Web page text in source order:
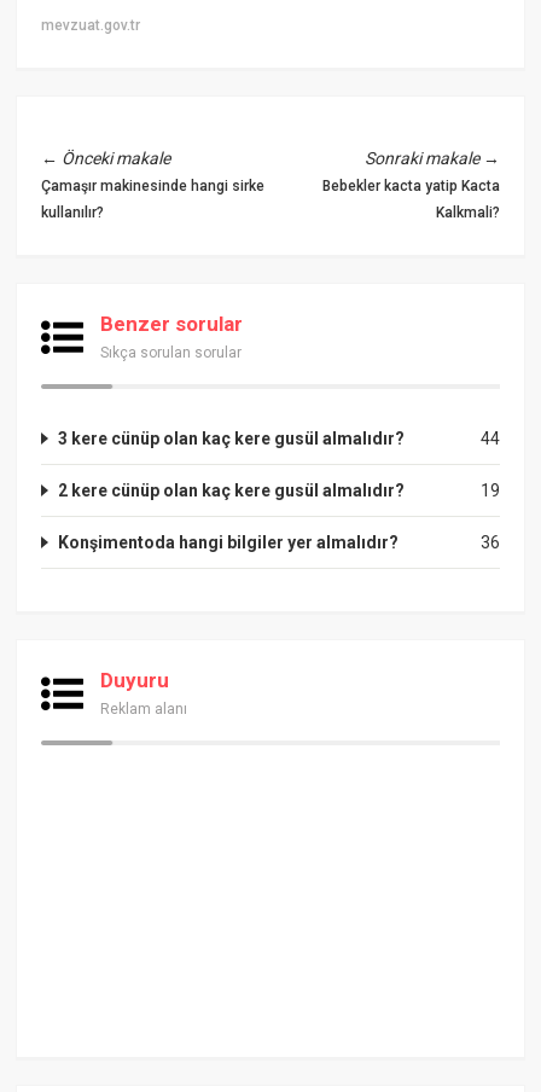
mevzuat.gov.tr
← Önceki makale
Çamaşır makinesinde hangi sirke
kullanılır?
Sonraki makale→
Bebekler kacta yatip Kacta
Kalkmali?
Benzer sorular
Sıkça sorulan sorular
44
3 kere cünüp olan kaç kere gusül almalıdır?
19
2 kere cünüp olan kaç kere gusül almalıdır?
36
Konşimentoda hangi bilgiler yer almalıdır?
Duyuru
Reklam alanı